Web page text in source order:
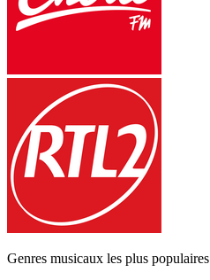
Genres musicaux les plus populaires